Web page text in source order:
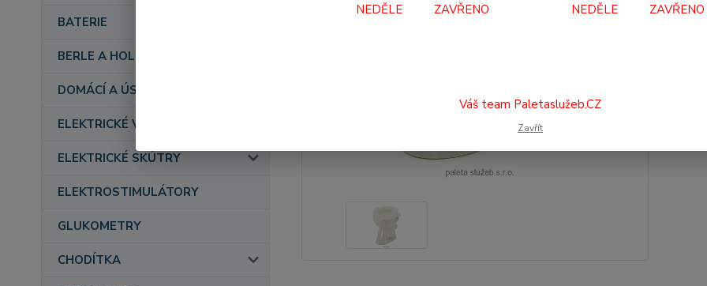
BATERIE
BERLE A HOLE
DOMÁCÍ A ÚSTAVNÍ PÉČE
ELEKTRICKÉ VOZÍKY
ELEKTRICKÉ SKÚTRY
ELEKTROSTIMULÁTORY
GLUKOMETRY
CHODÍTKA
NEDĚLE ZAVŘENO NEDĚLE ZAVŘENO
Váš team Paletaslužeb.CZ
Zavřít